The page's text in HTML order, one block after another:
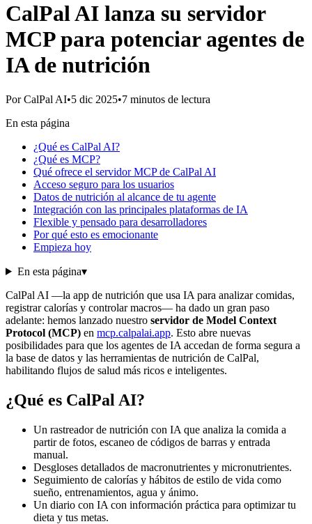
CalPal AI lanza su servidor
MCP para potenciar agentes de
IA de nutrición
Por CalPal AI•5 dic 2025•7 minutos de lectura
En esta página
¿Qué es CalPal AI?
¿Qué es MCP?
Qué ofrece el servidor MCP de CalPal AI
Acceso seguro para los usuarios
Datos de nutrición al alcance de tu agente
Integración con las principales plataformas de IA
Flexible y pensado para desarrolladores
Por qué esto es emocionante
Empieza hoy
En esta página▾
CalPal AI —la app de nutrición que usa IA para analizar comidas,
registrar calorías y controlar macros— ha dado un gran paso
adelante: hemos lanzado nuestro servidor de Model Context
Protocol (MCP) en mcp.calpalai.app. Esto abre nuevas
posibilidades para que los agentes de IA accedan de forma segura a
la base de datos y las herramientas de nutrición de CalPal,
habilitando flujos de salud más ricos e inteligentes.
¿Qué es CalPal AI?
Un rastreador de nutrición con IA que analiza la comida a
partir de fotos, escaneo de códigos de barras y entrada
manual.
Desgloses detallados de macronutrientes y micronutrientes.
Seguimiento de calorías y hábitos de estilo de vida como
sueño, entrenamientos, agua y ánimo.
Un diario con IA con información práctica para optimizar tu
dieta y tus metas.